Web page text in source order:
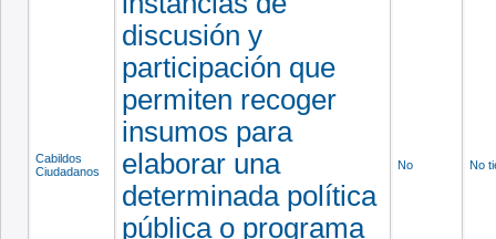
Cabildos
Ciudadanos
discusión y
participación que
permiten recoger
insumos para
elaborar una
determinada política
pública o programa
No No